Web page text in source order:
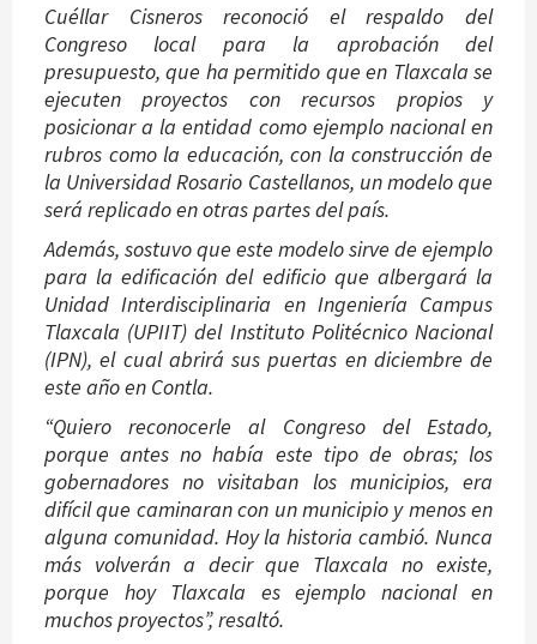
Cuéllar Cisneros reconoció el respaldo del
Congreso local para la aprobación del
presupuesto, que ha permitido que en Tlaxcala se
ejecuten proyectos con recursos propios y
posicionar a la entidad como ejemplo nacional en
rubros como la educación, con la construcción de
la Universidad Rosario Castellanos, un modelo que
será replicado en otras partes del país.
Además, sostuvo que este modelo sirve de ejemplo
para la edificación del edificio que albergará la
Unidad Interdisciplinaria en Ingeniería Campus
Tlaxcala (UPIIT) del Instituto Politécnico Nacional
(IPN), el cual abrirá sus puertas en diciembre de
este año en Contla.
“Quiero reconocerle al Congreso del Estado,
porque antes no había este tipo de obras; los
gobernadores no visitaban los municipios, era
difícil que caminaran con un municipio y menos en
alguna comunidad. Hoy la historia cambió. Nunca
más volverán a decir que Tlaxcala no existe,
porque hoy Tlaxcala es ejemplo nacional en
muchos proyectos”, resaltó.